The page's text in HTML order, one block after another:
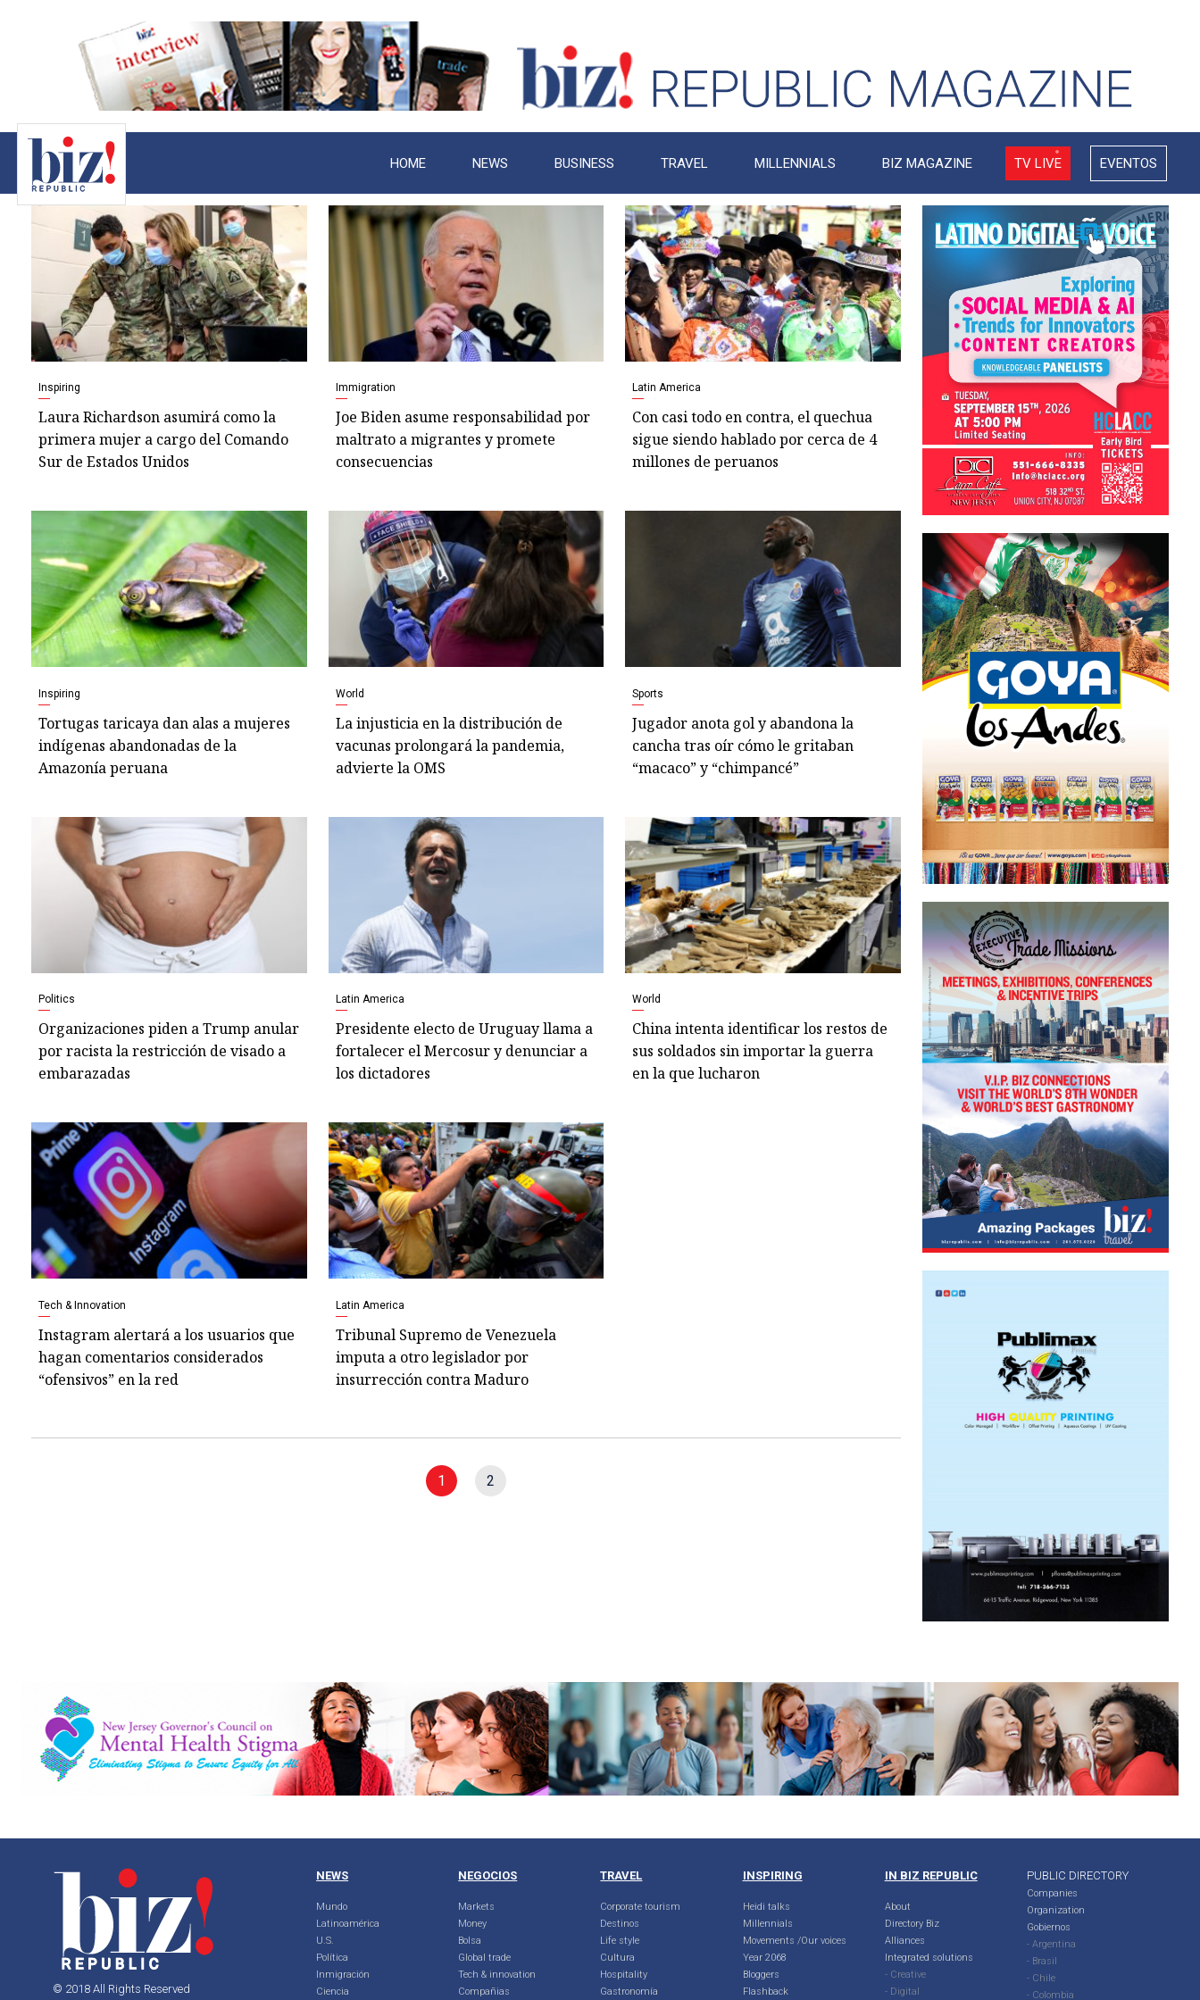
HOME NEWS BUSINESS TRAVEL MILLENNIALS BIZ MAGAZINE TV LIVE EVENTOS
Inspiring
Laura Richardson asumirá como la
primera mujer a cargo del Comando
Sur de Estados Unidos
Immigration
Joe Biden asume responsabilidad por
maltrato a migrantes y promete
consecuencias
Latin America
Con casi todo en contra, el quechua
sigue siendo hablado por cerca de 4
millones de peruanos
Inspiring
Tortugas taricaya dan alas a mujeres
indígenas abandonadas de la
Amazonía peruana
World
La injusticia en la distribución de
vacunas prolongará la pandemia,
advierte la OMS
Sports
Jugador anota gol y abandona la
cancha tras oír cómo le gritaban
“macaco” y “chimpancé”
Politics
Organizaciones piden a Trump anular
por racista la restricción de visado a
embarazadas
Latin America
Presidente electo de Uruguay llama a
fortalecer el Mercosur y denunciar a
los dictadores
World
China intenta identificar los restos de
sus soldados sin importar la guerra
en la que lucharon
Tech & Innovation
Instagram alertará a los usuarios que
hagan comentarios considerados
“ofensivos” en la red
Latin America
Tribunal Supremo de Venezuela
imputa a otro legislador por
insurrección contra Maduro
1 2
© 2018 All Rights Reserved
NEWS
Mundo
Latinoamérica
U.S.
Política
Inmigración
Ciencia
NEGOCIOS
Markets
Money
Bolsa
Global trade
Tech & innovation
Compañias
TRAVEL
Corporate tourism
Destinos
Life style
Cultura
Hospitality
Gastronomía
INSPIRING
Heidi talks
Millennials
Movements /Our voices
Year 2068
Bloggers
Flashback
IN BIZ REPUBLIC
About
Directory Biz
Alliances
Integrated solutions
- Creative
- Digital
PUBLIC DIRECTORY
Companies
Organization
Gobiernos
- Argentina
- Brasil
- Chile
- Colombia